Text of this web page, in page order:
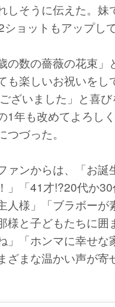
しそうに伝えた。妹
ョットもアップして
の数の薔薇の花束」
も楽しいお祝いをし
ざいました」と喜
1年も改めてよろし
づった。
ァンからは、「お誕
」「41才!?20代か30
人様」「ブラボーが
様と子どもたちに囲
」「ホンマに幸せな
ざまな温かい声が寄